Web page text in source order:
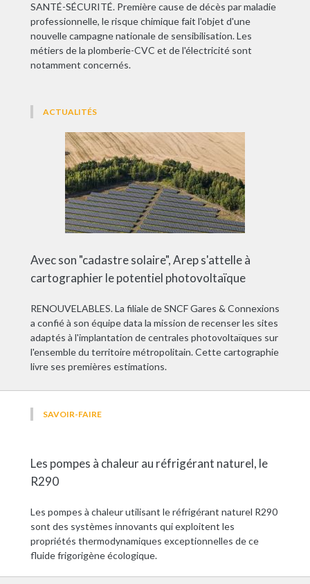
SANTÉ-SÉCURITÉ. Première cause de décès par maladie
professionnelle, le risque chimique fait l'objet d'une
nouvelle campagne nationale de sensibilisation. Les
métiers de la plomberie-CVC et de l'électricité sont
notamment concernés.
ACTUALITÉS
Avec son "cadastre solaire", Arep s'attelle à
cartographier le potentiel photovoltaïque
RENOUVELABLES. La filiale de SNCF Gares & Connexions
a confié à son équipe data la mission de recenser les sites
adaptés à l'implantation de centrales photovoltaïques sur
l'ensemble du territoire métropolitain. Cette cartographie
livre ses premières estimations.
SAVOIR-FAIRE
Les pompes à chaleur au réfrigérant naturel, le
R290
Les pompes à chaleur utilisant le réfrigérant naturel R290
sont des systèmes innovants qui exploitent les
propriétés thermodynamiques exceptionnelles de ce
fluide frigorigène écologique.